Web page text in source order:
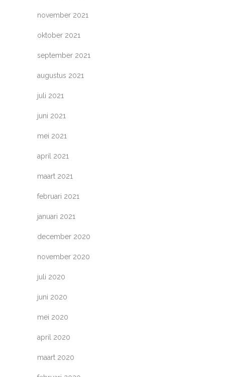
november 2021
oktober 2021
september 2021
augustus 2021
juli 2021
juni 2021
mei 2021
april 2021
maart 2021
februari 2021
januari 2021
december 2020
november 2020
juli 2020
juni 2020
mei 2020
april 2020
maart 2020